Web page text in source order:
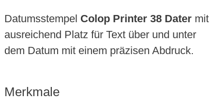
Datumsstempel Colop Printer 38 Datermit
ausreichend Platz für Text über und unter
dem Datum mit einem präzisen Abdruck.
Merkmale